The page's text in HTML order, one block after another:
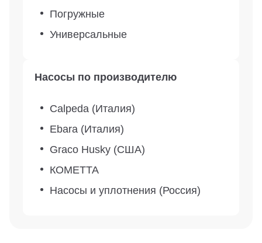
Погружные
Универсальные
Насосы по производителю
Calpeda (Италия)
Ebara (Италия)
Graco Husky (США)
КОМЕТТА
Насосы и уплотнения (Россия)